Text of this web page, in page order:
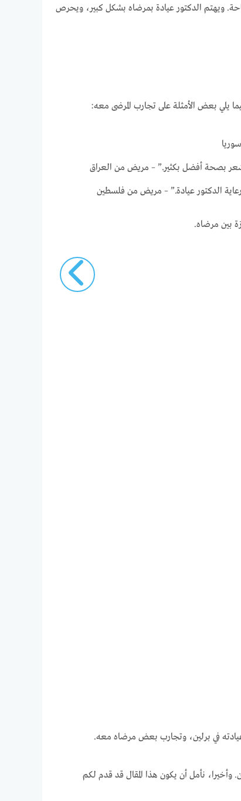
ويهتم الدكتور عيادة بمرضاه بشكل كبير، ويحرص
يلي بعض الأمثلة على تجارب المرضى معه:
بصحة أفضل بكثير.” – مريض من العراق
الدكتور عيادة.” – مريض من فلسطين
بين مرضاه.
عيادته في برلين، وتجارب بعض مرضاه معه.
نأمل أن يكون هذا المقال قد قدم لكم